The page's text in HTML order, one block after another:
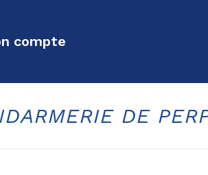
compte
DE